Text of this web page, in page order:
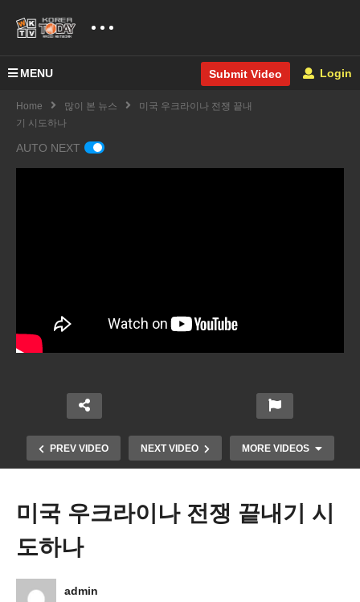
MENU Submit Video Login
Home 많이 본 뉴스
미국 우크라이나 전쟁 끝내
기 시도하나
AUTO NEXT
PREV VIDEO NEXT VIDEO MORE VIDEOS
미국 우크라이나 전쟁 끝내기 시
도하나
admin